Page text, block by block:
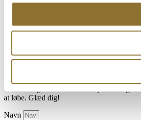
Få de lækreste tilbud, nyheder og
Vi lover dig at vores mails er fyldt med
at løbe. Glæd dig!
Navn